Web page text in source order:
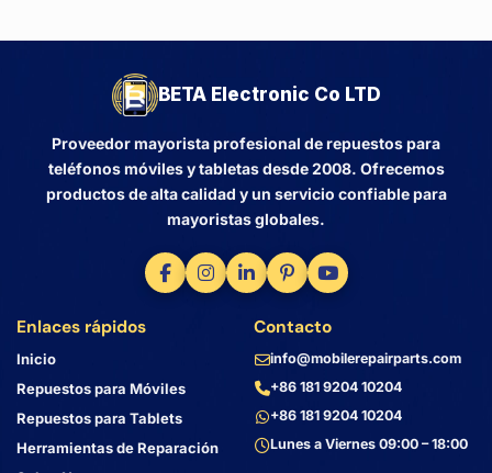
BETA Electronic Co LTD
Proveedor mayorista profesional de repuestos para
teléfonos móviles y tabletas desde 2008. Ofrecemos
productos de alta calidad y un servicio confiable para
mayoristas globales.
Enlaces rápidos
Inicio
Repuestos para Móviles
Repuestos para Tablets
Herramientas de Reparación
Contacto
info@mobilerepairparts.com
+86 181 9204 10204
+86 181 9204 10204
Lunes a Viernes 09:00 – 18:00